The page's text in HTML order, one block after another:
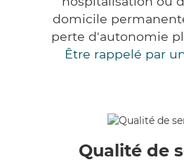
domicile
perte d'autonomie
Être rappelé par
Qualité de